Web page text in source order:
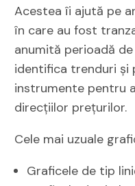
Acestea îi ajută pe
în care au fost
anumită perioadă
identifica trenduri și
instrumente pentru
direcțiilor prețurilor.
Cele mai uzuale
Graficele de tip